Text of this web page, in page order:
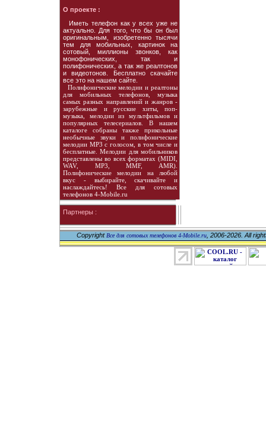
О проекте :
Иметь телефон как у всех уже не
актуально. Для того, что бы он был
оригинальным, изобретенно тысячи
тем для мобильных, картинок на
сотовый, миллионы звонков, как
монофонических, так и
полифонических, а так же реалтонов
и видеотонов. Бесплатно скачайте
все это на нашем сайте.
Полифонические мелодии и реалтоны
для мобильных телефонов, музыка
самых разных направлений и жанров -
зарубежные и русские хиты, поп-
музыка, мелодии из мультфильмов и
популярных телесериалов. В нашем
каталоге собраны также прикольные
необычные звуки и полифонические
мелодии MP3 с голосом, в том числе и
бесплатные. Мелодии для мобильников
представлены во всех форматах (MIDI,
WAV, MP3, MMF, AMR).
Полифонические мелодии на любой
вкус - выбирайте, скачивайте и
наслаждайтесь! Все для сотовых
телефонов 4-Mobile.ru
Партнеры :
Copyright Все для сотовых телефонов 4-Mobile.ru, 2006-2026. All